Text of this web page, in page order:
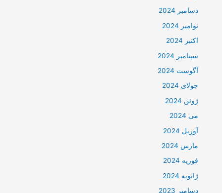
دسامبر 2024
نوامبر 2024
اکتبر 2024
سپتامبر 2024
آگوست 2024
جولای 2024
ژوئن 2024
می 2024
آوریل 2024
مارس 2024
فوریه 2024
ژانویه 2024
دسامبر 2023